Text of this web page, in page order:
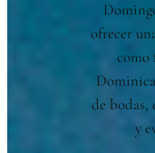
ofrecer
como
de bodas,
y